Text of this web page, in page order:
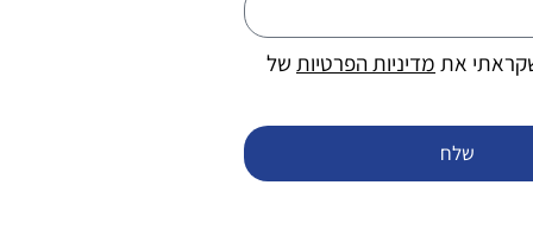
את מדיניות הפרטיות של
שלח